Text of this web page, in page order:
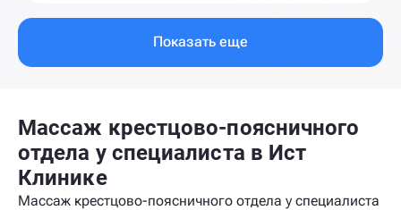
Показать еще
Массаж крестцово-поясничного
отдела у специалиста в Ист
Клинике
Массаж крестцово-поясничного отдела у специалиста